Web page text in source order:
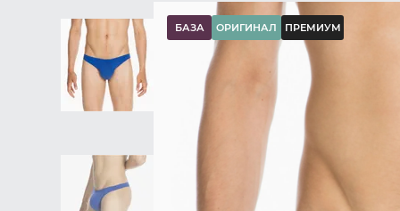
Топ-бра
Нижнее белье / Топ-бра
Боксеры и хипсы
Нижнее белье / Трусы /
Джоки
Нижнее белье / Трусы /
Майки
Одежда / Майки
БАЗА ОРИГИНАЛ ПРЕМИУМ